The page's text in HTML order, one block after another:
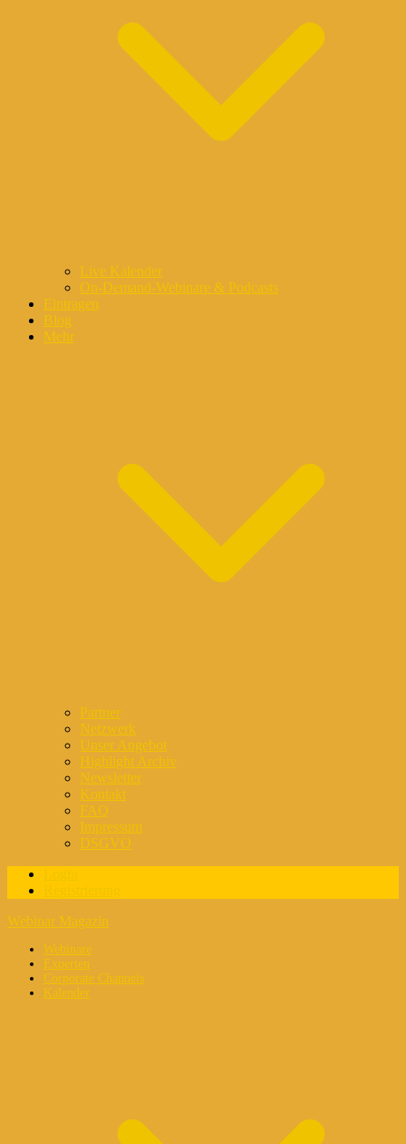
Live Kalender
On-Demand-Webinare & Podcasts
Eintragen
Blog
Mehr
Partner
Netzwerk
Unser Angebot
Highlight Archiv
Newsletter
Kontakt
FAQ
Impressum
DSGVO
Webinar Magazin
Webinare
Experten
Corporate Channels
Kalender